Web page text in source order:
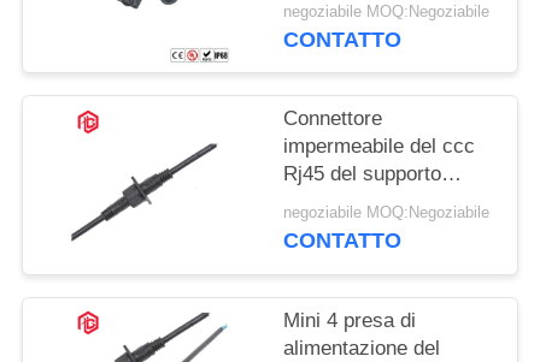
negoziabile MOQ:Negoziabile
CONTATTO
Connettore
impermeabile del ccc
Rj45 del supporto
femminile maschio del
pannello
negoziabile MOQ:Negoziabile
CONTATTO
Mini 4 presa di
alimentazione del